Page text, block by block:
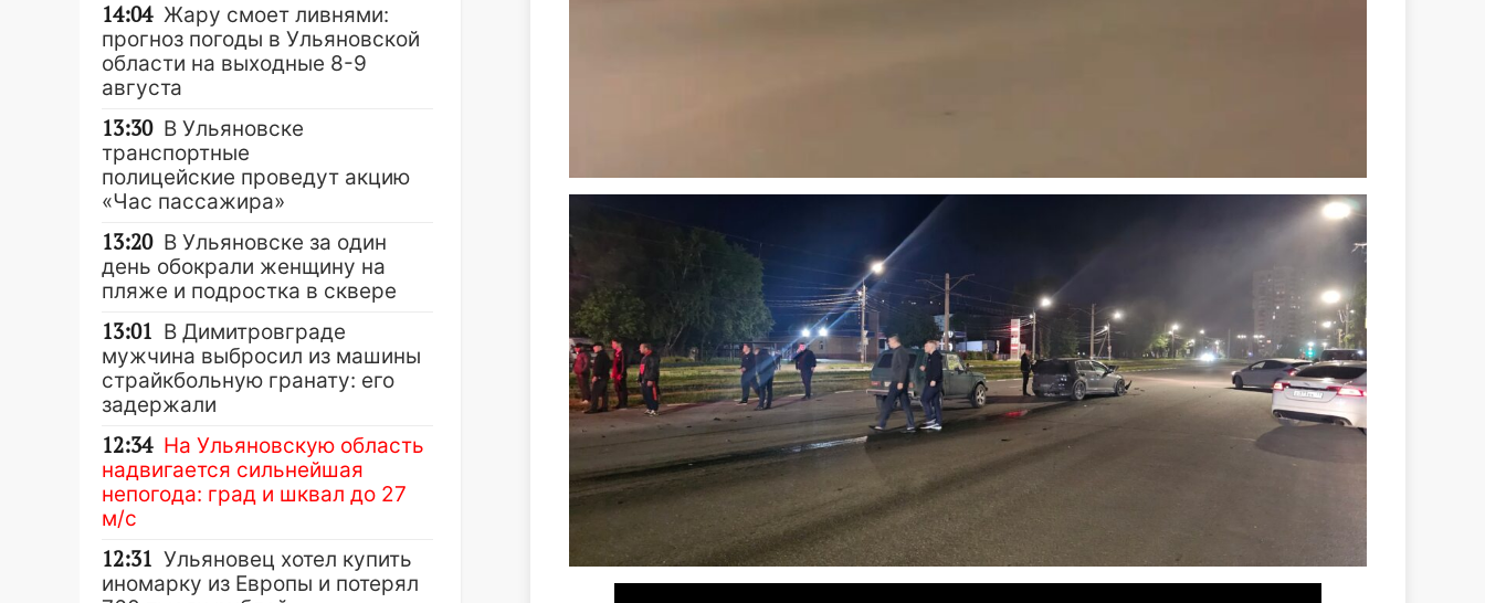
14:04 Жару смоет ливнями:
прогноз погоды в Ульяновской
области на выходные 8-9
августа
13:30 В Ульяновске
транспортные
полицейские проведут акцию
«Час пассажира»
13:20 В Ульяновске за один
день обокрали женщину на
пляже и подростка в сквере
13:01 В Димитровграде
мужчина выбросил из машины
страйкбольную гранату: его
задержали
12:34 На Ульяновскую область
надвигается сильнейшая
непогода: град и шквал до 27
м/с
12:31 Ульяновец хотел купить
иномарку из Европы и потерял